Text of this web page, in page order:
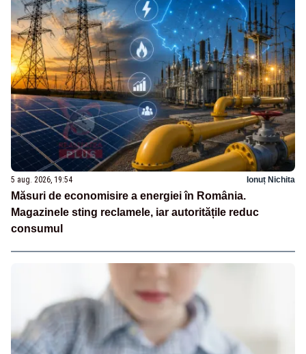
5 aug. 2026, 19:54 Ionuț Nichita
Măsuri de economisire a energiei în România.
Magazinele sting reclamele, iar autoritățile reduc
consumul